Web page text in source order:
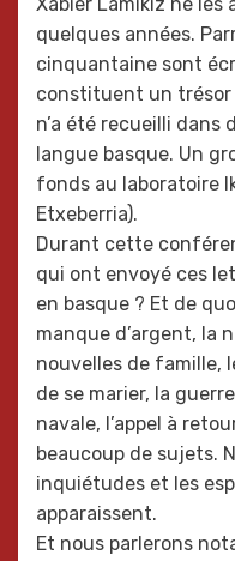
quelques années.
cinquantaine sont
constituent un trésor
n’a été recueilli dans
langue basque. Un
fonds au laboratoire
Etxeberria).
Durant cette
qui ont envoyé ces
en basque ? Et de
manque d’argent, la
nouvelles de famille,
de se marier, la
navale, l’appel à
beaucoup de sujets.
inquiétudes et les
apparaissent.
Et nous parlerons